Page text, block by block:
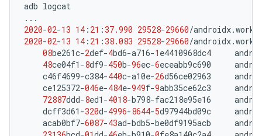
adb logcat
...
2020-02-13 14 : 21 :37.990 29528-29660/androidx.work
2020-02-13 14 : 21 :38.083 29528-29660/androidx.work
08be261c-2def-4bd6-a716-1 e4410968dc4
48ce04f1 -8df9-450b-96ec-6eceabb9c690
c46f4699-c384-440c-a10e-26d56ce02963
ce125372-046e-484e-949f-9abb35ce62c3
72887ddd-8ed1 -4018-b798-fac218e95e16
dcff3d61 -320d-4996-8644-5d97944bd09c
acab0bf7-6087-43ad-bdb5-be0df9195acb